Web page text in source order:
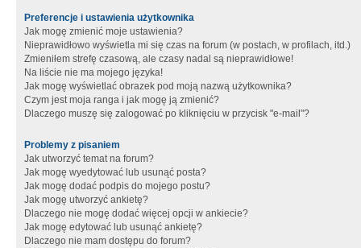
Preferencje i ustawienia użytkownika
Jak mogę zmienić moje ustawienia?
Nieprawidłowo wyświetla mi się czas na forum (w postach, w profilach, itd.)
Zmieniłem strefę czasową, ale czasy nadal są nieprawidłowe!
Na liście nie ma mojego języka!
Jak mogę wyświetlać obrazek pod moją nazwą użytkownika?
Czym jest moja ranga i jak mogę ją zmienić?
Dlaczego muszę się zalogować po kliknięciu w przycisk "e-mail"?
Problemy z pisaniem
Jak utworzyć temat na forum?
Jak mogę wyedytować lub usunąć posta?
Jak mogę dodać podpis do mojego postu?
Jak mogę utworzyć ankietę?
Dlaczego nie mogę dodać więcej opcji w ankiecie?
Jak mogę edytować lub usunąć ankietę?
Dlaczego nie mam dostępu do forum?